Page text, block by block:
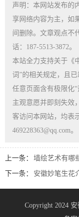
声明：本网站发布的
享网络内容为主，如
间删除。文章观点不
话：187-5513-3872。
本站全力支持关于《
词”的相关规定，且
任意页面含有极限化
主观意愿并即刻失效
客访问本网站，均表
469228363@qq.com。
上一条： 墙绘艺术有哪
下一条： 安徽妙笔生花
Copyright 2024